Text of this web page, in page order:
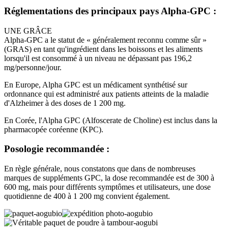
Réglementations des principaux pays Alpha-GPC :
UNE GRÂCE
Alpha-GPC a le statut de « généralement reconnu comme sûr »
(GRAS) en tant qu'ingrédient dans les boissons et les aliments
lorsqu'il est consommé à un niveau ne dépassant pas 196,2
mg/personne/jour.
En Europe, Alpha GPC est un médicament synthétisé sur
ordonnance qui est administré aux patients atteints de la maladie
d'Alzheimer à des doses de 1 200 mg.
En Corée, l'Alpha GPC (Alfoscerate de Choline) est inclus dans la
pharmacopée coréenne (KPC).
Posologie recommandée :
En règle générale, nous constatons que dans de nombreuses
marques de suppléments GPC, la dose recommandée est de 300 à
600 mg, mais pour différents symptômes et utilisateurs, une dose
quotidienne de 400 à 1 200 mg convient également.